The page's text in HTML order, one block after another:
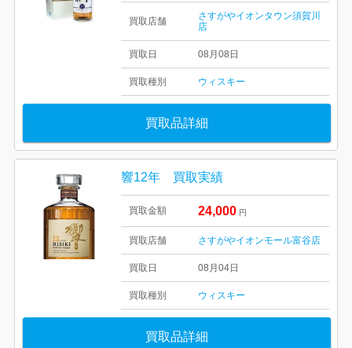
買取店舗
さすがやイオンタウン須賀川
店
買取日 08月08日
買取種別 ウィスキー
買取品詳細
響12年 買取実績
買取金額 24,000 円
買取店舗 さすがやイオンモール富谷店
買取日 08月04日
買取種別 ウィスキー
買取品詳細